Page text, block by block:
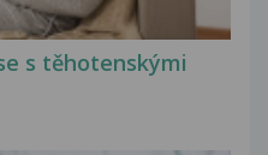
s těhotenskými